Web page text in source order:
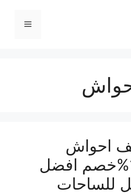
القائمة
احواش
بالرياض 19%خصم افضل
للساحات